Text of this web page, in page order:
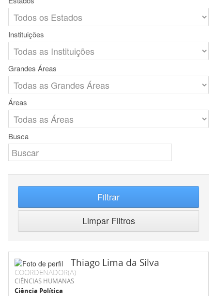
Instituições
Grandes Áreas
Áreas
Busca
Filtrar
Limpar Filtros
Thiago Lima da Silva
COORDENADOR(A)
CIÊNCIAS HUMANAS
Ciência Política